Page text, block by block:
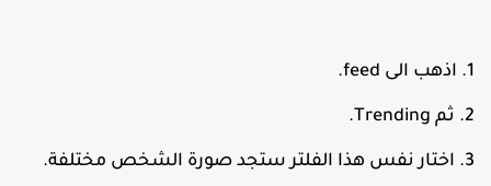
اذهب الى feed.
ثم Trending.
اختار نفس هذا الفلتر ستجد صورة الشخص مختلفة.